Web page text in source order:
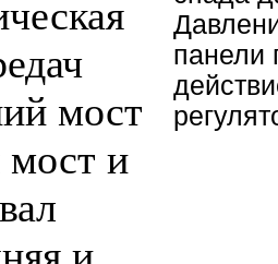
мост
мост и
панели